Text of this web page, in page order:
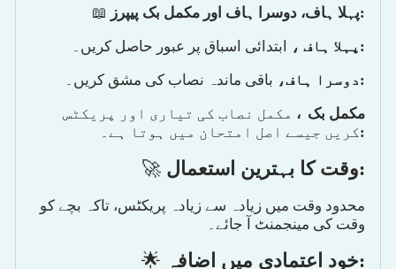
📖 پہلا ہاف، دوسرا ہاف اور مکمل بک پیپرز:
پہلا ہاف ،
ابتدائی اسباق پر عبور حاصل کریں۔
:
دوسرا ہاف، باقی ماندہ نصاب کی مشق کریں۔
:
مکمل بک ، مکمل نصاب کی تیاری اور پریکٹس
کریں جیسے اصل امتحان میں ہوتا ہے۔:
🚀 وقت کا بہترین استعمال:
محدود وقت میں زیادہ سے زیادہ پریکٹس، تاکہ بچے کو
وقت کی مینجمنٹ آ جائے۔
🌟 خود اعتمادی میں اضافہ: